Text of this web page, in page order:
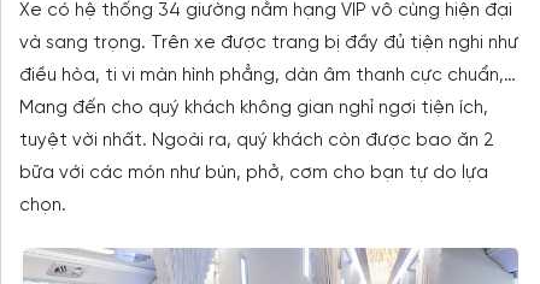
Xe có hệ thống 34 giường nằm hạng VIP vô cùng hiện đại
và sang trọng. Trên xe được trang bị đầy đủ tiện nghi như
điều hòa, ti vi màn hình phẳng, dàn âm thanh cực chuẩn,…
Mang đến cho quý khách không gian nghỉ ngơi tiện ích,
tuyệt vời nhất. Ngoài ra, quý khách còn được bao ăn 2
bữa với các món như bún, phở, cơm cho bạn tự do lựa
chọn.